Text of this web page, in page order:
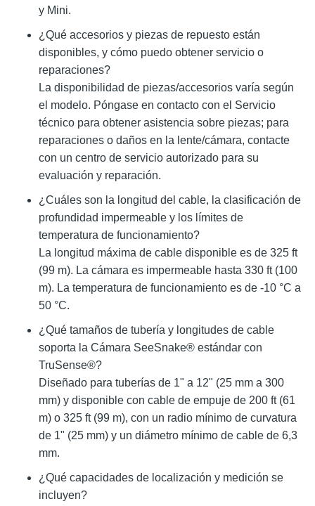
y Mini.
¿Qué accesorios y piezas de repuesto están
disponibles, y cómo puedo obtener servicio o
reparaciones?
La disponibilidad de piezas/accesorios varía según
el modelo. Póngase en contacto con el Servicio
técnico para obtener asistencia sobre piezas; para
reparaciones o daños en la lente/cámara, contacte
con un centro de servicio autorizado para su
evaluación y reparación.
¿Cuáles son la longitud del cable, la clasificación de
profundidad impermeable y los límites de
temperatura de funcionamiento?
La longitud máxima de cable disponible es de 325 ft
(99 m). La cámara es impermeable hasta 330 ft (100
m). La temperatura de funcionamiento es de -10 °C a
50 °C.
¿Qué tamaños de tubería y longitudes de cable
soporta la Cámara SeeSnake® estándar con
TruSense®?
Diseñado para tuberías de 1" a 12" (25 mm a 300
mm) y disponible con cable de empuje de 200 ft (61
m) o 325 ft (99 m), con un radio mínimo de curvatura
de 1" (25 mm) y un diámetro mínimo de cable de 6,3
mm.
¿Qué capacidades de localización y medición se
incluyen?